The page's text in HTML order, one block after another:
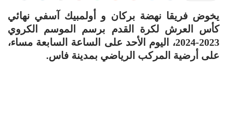
يخوض فريقا نهضة بركان و أولمبيك آسفي نهائي
كأس العرش لكرة القدم برسم الموسم الكروي
2023-2024، اليوم الأحد على الساعة السابعة مساء،
على أرضية المركب الرياضي بمدينة فاس.